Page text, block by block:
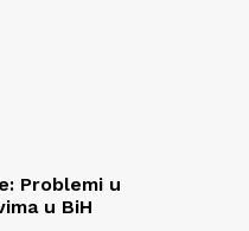
Problemi u
u BiH